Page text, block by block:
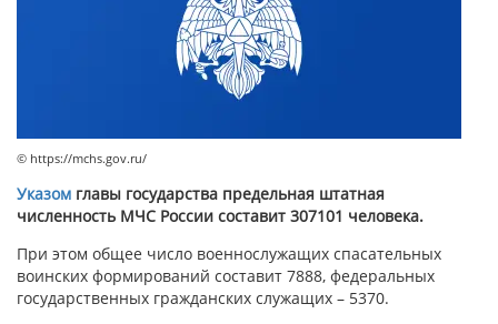
© https://mchs.gov.ru/
Указом главы государства предельная штатная
численность МЧС России составит 307101 человека.
При этом общее число военнослужащих спасательных
воинских формирований составит 7888, федеральных
государственных гражданских служащих – 5370.